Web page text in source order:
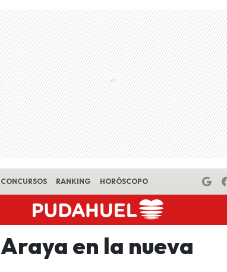
CONCURSOS RANKING HORÓSCOPO
en la nueva